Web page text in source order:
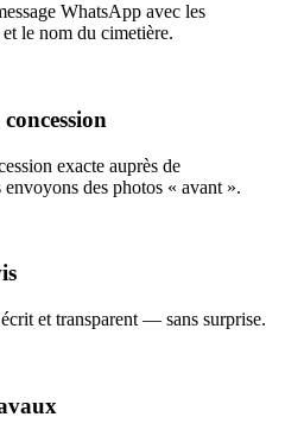
WhatsApp avec les
le nom du cimetière.
exacte auprès de
des photos « avant ».
et transparent — sans surprise.